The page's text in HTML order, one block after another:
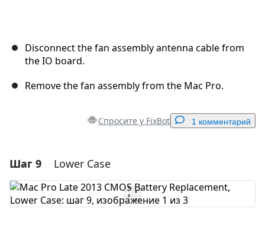
Disconnect the fan assembly antenna cable from
the IO board.
Remove the fan assembly from the Mac Pro.
Спросите у FixBot 1 комментарий
Добавить комментарий
Добавить комментарий
Шаг 9 Lower Case